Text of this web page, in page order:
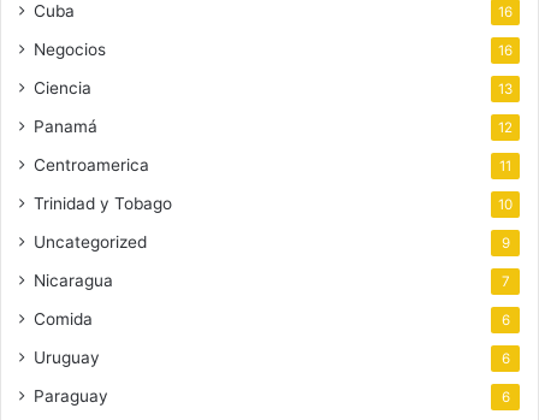
Cuba 16
Negocios 16
Ciencia 13
Panamá 12
Centroamerica 11
Trinidad y Tobago 10
Uncategorized 9
Nicaragua 7
Comida 6
Uruguay 6
Paraguay 6